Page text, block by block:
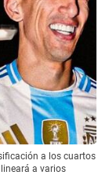
a los cuartos
a varios